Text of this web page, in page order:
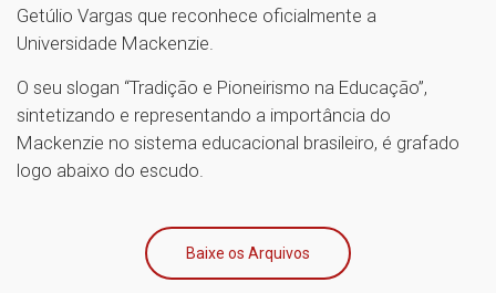
Getúlio Vargas que reconhece oficialmente a
Universidade Mackenzie.
O seu slogan “Tradição e Pioneirismo na Educação”,
sintetizando e representando a importância do
Mackenzie no sistema educacional brasileiro, é grafado
logo abaixo do escudo.
Baixe os Arquivos